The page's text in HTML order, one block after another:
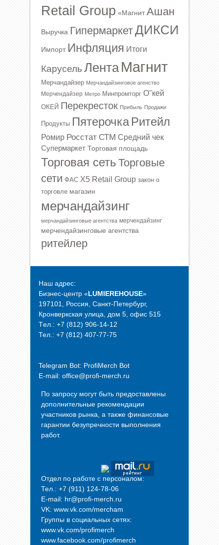
Retail Group «Магнит Ашан
Выручка ГипермаркетДИКСИ
Импорт Инфляция Итоги
Карусель Лента Магнит
Мерчандайзер Мерчандайзинговое агенство
Мерчендайзер Метро Минпромторг О"кей
ОКЕЙ Перекресток Прибыль Продажи
Продукты Пятерочка Ритейл
Ромир Росстат СТМ Средний чек
Супермаркет Торговая площадь
Торговая сеть Торговые
сети ФАС Х5 Retail Group закон о
торговле магазин
мерчандайзинг
мерчандайзинговые агентства мерчендайзинг
мерчендайзинговые агентства
ритейлер
Наш адрес:
Бизнес-центр «LUMIEREHOUSE»
197101, Россия, Санкт-Петербург,
Кронверкская улица, дом 5, офис 515
Tел.: +7 (812) 906-14-12
Тел.: +7 (812) 407-77-75
Telegram Bot: ProfiMerch Bot
E-mail: office@profi-merch.ru
По запросу могут быть предоставлены
дополнительные рекомендации
участников рынка, а также финансовые
гарантии безупречности выполнения
работ.
Отдел по работе с персоналом:
Тел.: +7 (911) 124-78-06
E-mail: hr@profi-merch.ru
VK: www.vk.com/mercham
Группы в социальных сетях:
www.vk.com/profimerch
www.facebook.com/profimerch